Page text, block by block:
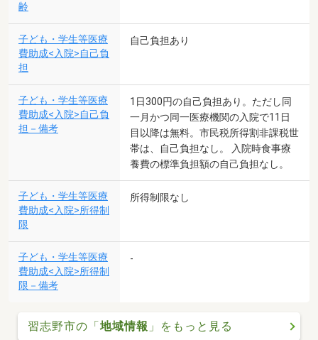
齢
子ども・学生等医療
費助成<入院>自己負
担
自己負担あり
子ども・学生等医療
費助成<入院>自己負
担－備考
1日300円の自己負担あり。ただし同
一月かつ同一医療機関の入院で11日
目以降は無料。市民税所得割非課税世
帯は、自己負担なし。 入院時食事療
養費の標準負担額の自己負担なし。
子ども・学生等医療
費助成<入院>所得制
限
所得制限なし
子ども・学生等医療
費助成<入院>所得制
限－備考
-
習志野市の「地域情報 」をもっと見る